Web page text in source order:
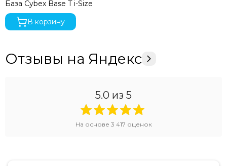
База Cybex Base T i-Size
В корзину
Отзывы на Яндекс
5.0 из 5
На основе 3 417 оценок